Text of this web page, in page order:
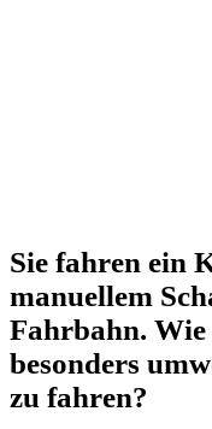
Sie fahren ein
manuellem
Fahrbahn. Wie
besonders
zu fahren?